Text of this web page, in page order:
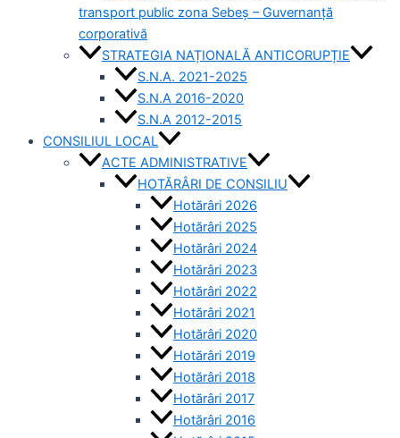
transport public zona Sebeș – Guvernanță
corporativă
STRATEGIA NAȚIONALĂ ANTICORUPȚIE
S.N.A. 2021-2025
S.N.A 2016-2020
S.N.A 2012-2015
CONSILIUL LOCAL
ACTE ADMINISTRATIVE
HOTĂRÂRI DE CONSILIU
Hotărâri 2026
Hotărâri 2025
Hotărâri 2024
Hotărâri 2023
Hotărâri 2022
Hotărâri 2021
Hotărâri 2020
Hotărâri 2019
Hotărâri 2018
Hotărâri 2017
Hotărâri 2016